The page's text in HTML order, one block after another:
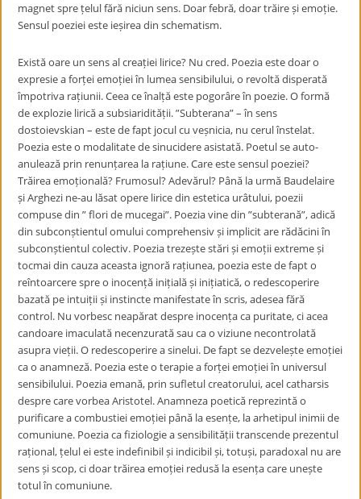
magnet spre țelul fără niciun sens. Doar febră, doar trăire și emoție.
Sensul poeziei este ieșirea din schematism.
Există oare un sens al creației lirice? Nu cred. Poezia este doar o
expresie a forței emoției în lumea sensibilului, o revoltă disperată
împotriva rațiunii. Ceea ce înalță este pogorâre în poezie. O formă
de explozie lirică a subsiaridității. ”Subterana” – în sens
dostoievskian – este de fapt jocul cu veșnicia, nu cerul înstelat.
Poezia este o modalitate de sinucidere asistată. Poetul se auto-
anulează prin renunțarea la rațiune. Care este sensul poeziei?
Trăirea emoțională? Frumosul? Adevărul? Până la urmă Baudelaire
și Arghezi ne-au lăsat opere lirice din estetica urâtului, poezii
compuse din ” flori de mucegai”. Poezia vine din ”subterană”, adică
din subconștientul omului comprehensiv și implicit are rădăcini în
subconștientul colectiv. Poezia trezește stări și emoții extreme și
tocmai din cauza aceasta ignoră rațiunea, poezia este de fapt o
reîntoarcere spre o inocență inițială și inițiatică, o redescoperire
bazată pe intuiții și instincte manifestate în scris, adesea fără
control. Nu vorbesc neapărat despre inocența ca puritate, ci acea
candoare imaculată necenzurată sau ca o viziune necontrolată
asupra vieții. O redescoperire a sinelui. De fapt se dezvelește emoției
ca o anamneză. Poezia este o terapie a forței emoției în universul
sensibilului. Poezia emană, prin sufletul creatorului, acel catharsis
despre care vorbea Aristotel. Anamneza poetică reprezintă o
purificare a combustiei emoției până la esențe, la arhetipul inimii de
comuniune. Poezia ca fiziologie a sensibilității transcende prezentul
rațional, țelul ei este indefinibil și indicibil și, totuși, paradoxal nu are
sens și scop, ci doar trăirea emoției redusă la esența care unește
totul în comuniune.